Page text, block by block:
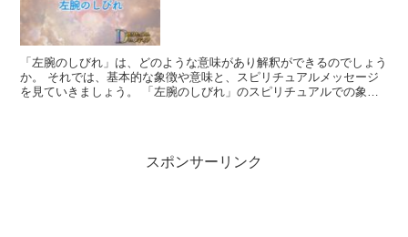
「左腕のしびれ」は、どのような意味があり解釈ができるのでしょう
か。 それでは、基本的な象徴や意味と、スピリチュアルメッセージ
を見ていきましょう。 「左腕のしびれ」のスピリチュアルでの象徴
スポンサーリンク